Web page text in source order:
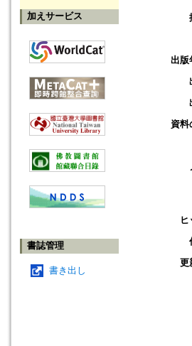
加えサービス
書誌管理
書き出し
出版
資料
ヒ
更